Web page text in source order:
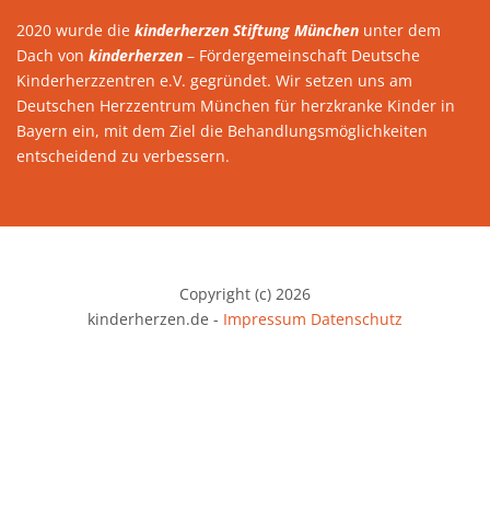
2020 wurde die kinderherzen Stiftung München unter dem
Dach von kinderherzen – Fördergemeinschaft Deutsche
Kinderherzzentren e.V. gegründet. Wir setzen uns am
Deutschen Herzzentrum München für herzkranke Kinder in
Bayern ein, mit dem Ziel die Behandlungsmöglichkeiten
entscheidend zu verbessern.
Copyright (c) 2026
kinderherzen.de - Impressum Datenschutz